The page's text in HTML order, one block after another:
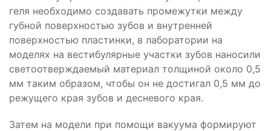
геля необходимо создавать промежутки между
губной поверхностью зубов и внутренней
поверхностью пластинки, в лаборатории на
моделях на вестибулярные участки зубов наносили
светоотверждаемый материал толщиной около 0,5
мм таким образом, чтобы он не достигал 0,5 мм до
режущего края зубов и десневого края.
Затем на модели при помощи вакуума формируют